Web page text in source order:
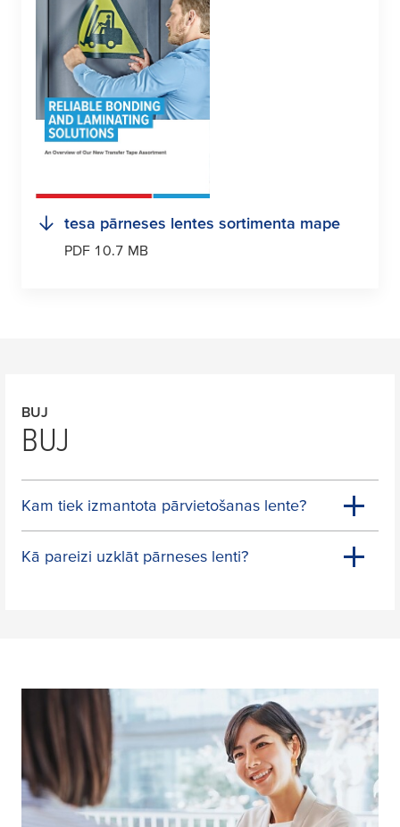
tesa pārneses lentes sortimenta mape
PDF 10.7 MB
BUJ
BUJ
Kam tiek izmantota pārvietošanas lente?
Kā pareizi uzklāt pārneses lenti?